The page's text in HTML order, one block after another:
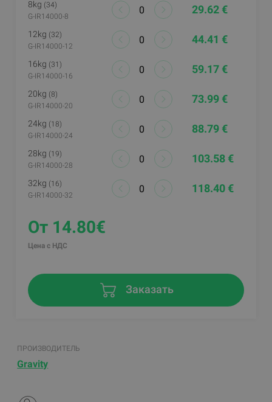
8kg (34)
G-IR14000-8
29.62 €
12kg (32)
G-IR14000-12
44.41 €
16kg (31)
G-IR14000-16
59.17 €
20kg (8)
G-IR14000-20
73.99 €
24kg (18)
G-IR14000-24
88.79 €
28kg (19)
G-IR14000-28
103.58 €
32kg (16)
G-IR14000-32
118.40 €
От 14.80€
Цена с НДС
Заказать
ПРОИЗВОДИТЕЛЬ
Gravity